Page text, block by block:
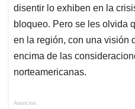
disentir lo exhiben en la
bloqueo. Pero se les olvida
en la región, con una visión
encima de las
norteamericanas.
Anuncios.